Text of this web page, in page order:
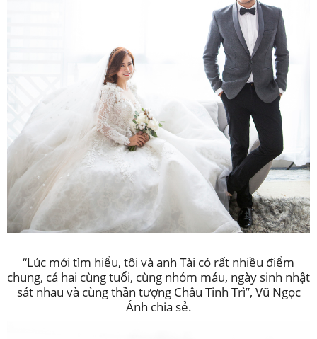
“Lúc mới tìm hiểu, tôi và anh Tài có rất nhiều điểm
chung, cả hai cùng tuổi, cùng nhóm máu, ngày sinh nhật
sát nhau và cùng thần tượng Châu Tinh Trì”, Vũ Ngọc
Ánh chia sẻ.